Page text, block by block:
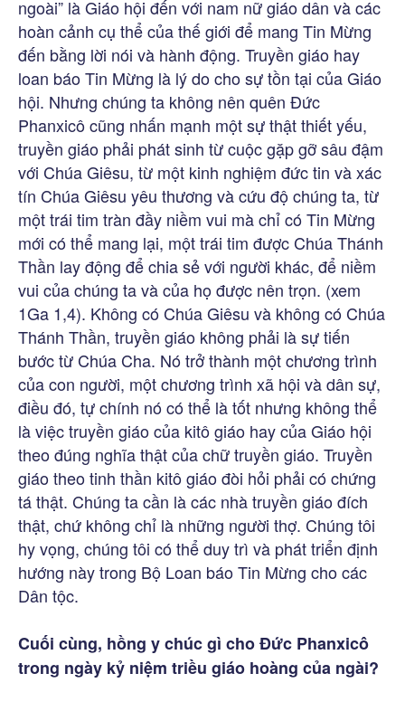
ngoài” là Giáo hội đến với nam nữ giáo dân và các
hoàn cảnh cụ thể của thế giới để mang Tin Mừng
đến bằng lời nói và hành động. Truyền giáo hay
loan báo Tin Mừng là lý do cho sự tồn tại của Giáo
hội. Nhưng chúng ta không nên quên Đức
Phanxicô cũng nhấn mạnh một sự thật thiết yếu,
truyền giáo phải phát sinh từ cuộc gặp gỡ sâu đậm
với Chúa Giêsu, từ một kinh nghiệm đức tin và xác
tín Chúa Giêsu yêu thương và cứu độ chúng ta, từ
một trái tim tràn đầy niềm vui mà chỉ có Tin Mừng
mới có thể mang lại, một trái tim được Chúa Thánh
Thần lay động để chia sẻ với người khác, để niềm
vui của chúng ta và của họ được nên trọn. (xem
1Ga 1,4). Không có Chúa Giêsu và không có Chúa
Thánh Thần, truyền giáo không phải là sự tiến
bước từ Chúa Cha. Nó trở thành một chương trình
của con người, một chương trình xã hội và dân sự,
điều đó, tự chính nó có thể là tốt nhưng không thể
là việc truyền giáo của kitô giáo hay của Giáo hội
theo đúng nghĩa thật của chữ truyền giáo. Truyền
giáo theo tinh thần kitô giáo đòi hỏi phải có chứng
tá thật. Chúng ta cần là các nhà truyền giáo đích
thật, chứ không chỉ là những người thợ. Chúng tôi
hy vọng, chúng tôi có thể duy trì và phát triển định
hướng này trong Bộ Loan báo Tin Mừng cho các
Dân tộc.
Cuối cùng, hồng y chúc gì cho Đức Phanxicô
trong ngày kỷ niệm triều giáo hoàng của ngài?